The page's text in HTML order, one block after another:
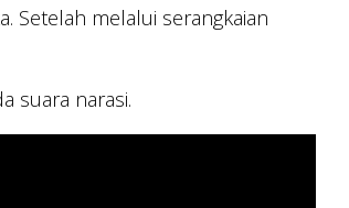
Setelah melalui serangkaian
suara narasi.